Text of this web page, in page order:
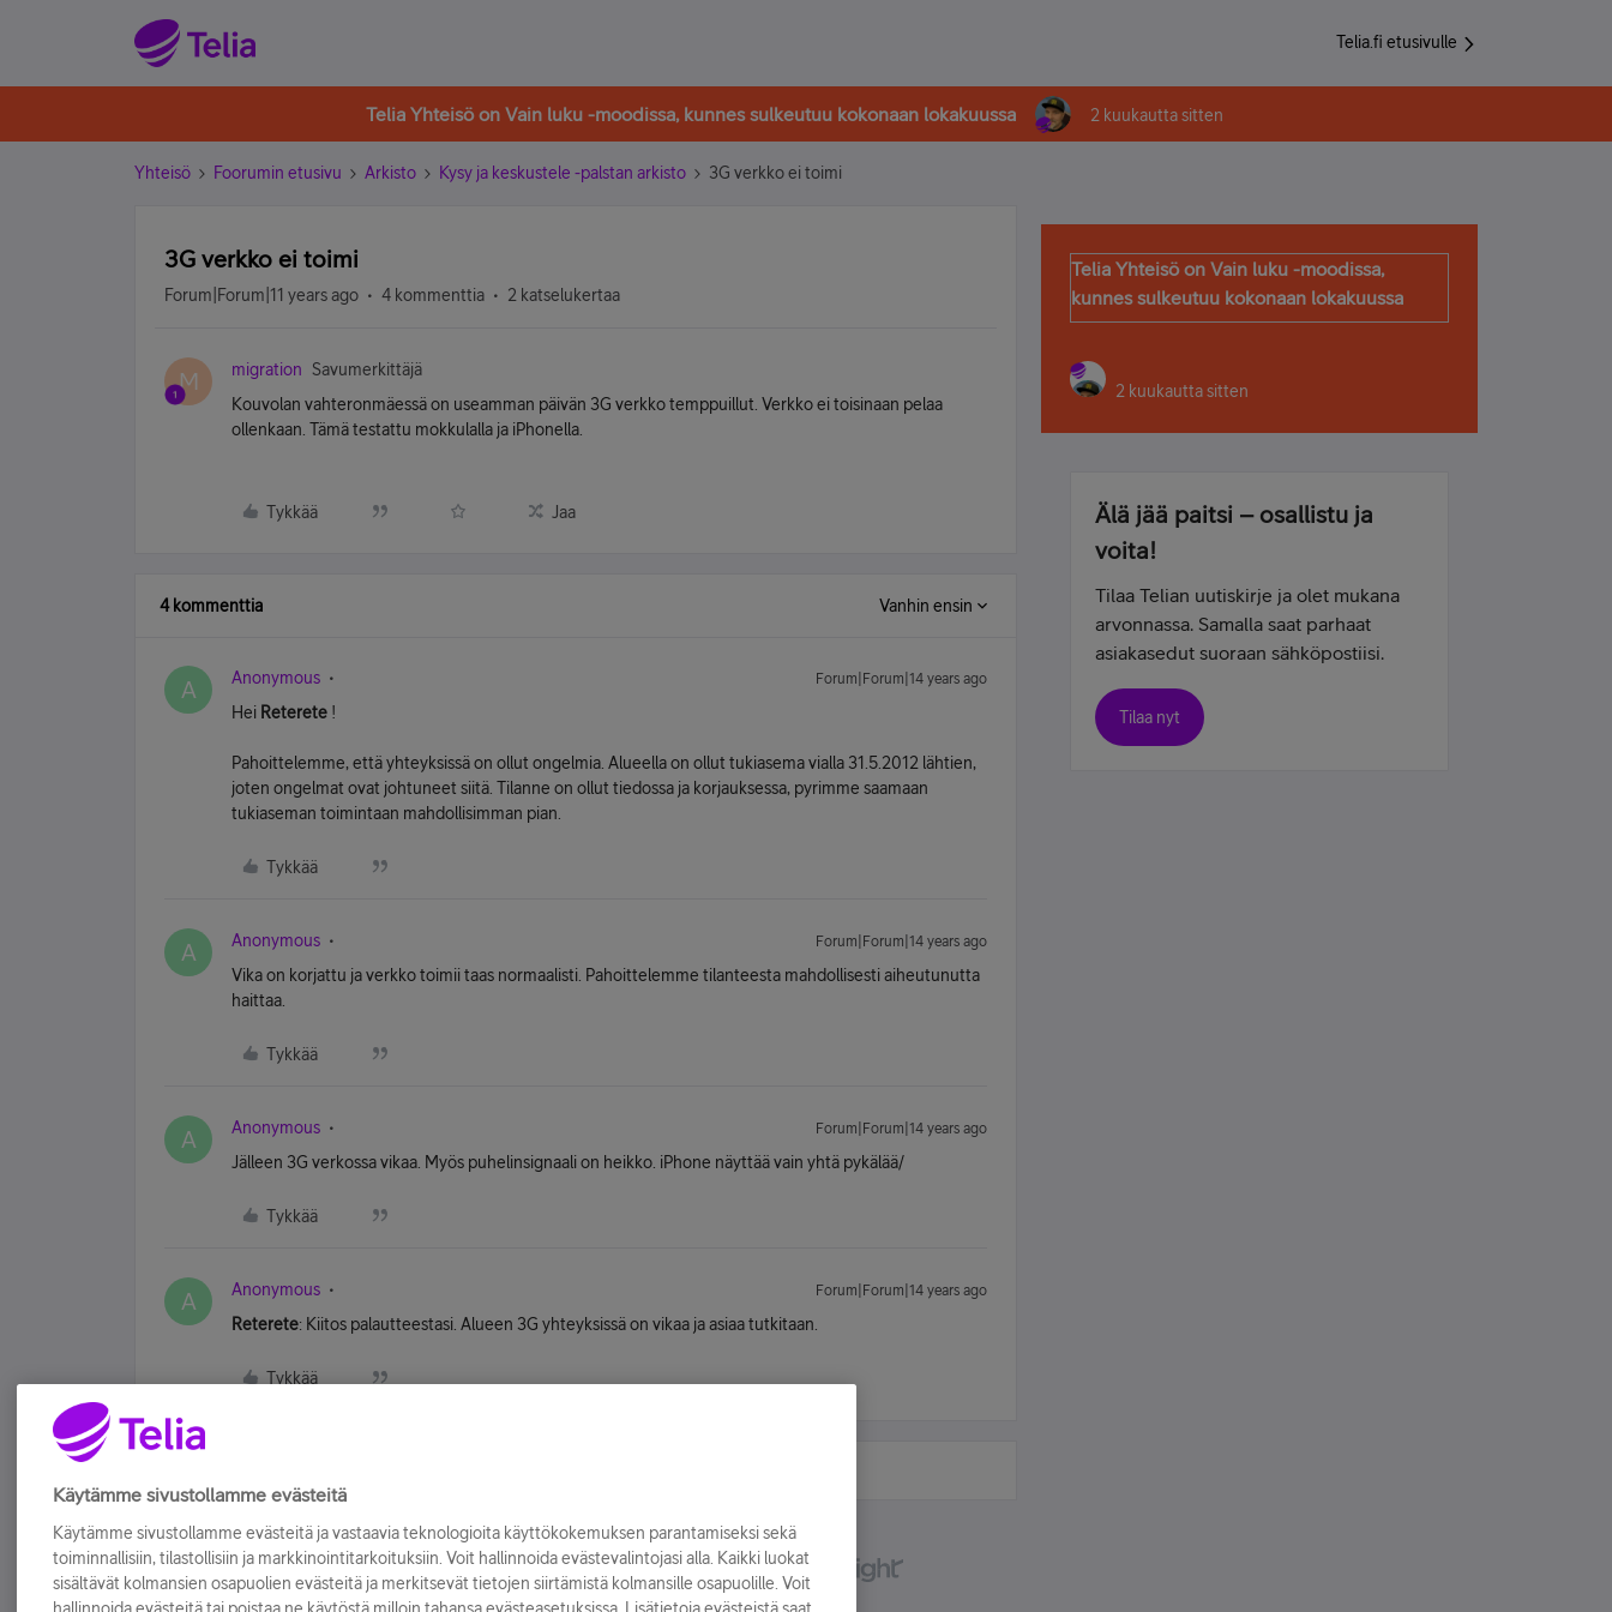
Telia.fi etusivulle
Telia Yhteisö on Vain luku -moodissa, kunnes sulkeutuu kokonaan lokakuussa 2 kuukautta sitten
Yhteisö Foorumin etusivu Arkisto Kysy ja keskustele -palstan arkisto 3G verkko ei toimi
3G verkko ei toimi
Forum|Forum|11 years ago 4 kommenttia 2 katselukertaa
M migration
Savumerkittäjä
Kouvolan vahteronmäessä on useamman päivän 3G verkko temppuillut. Verkko ei toisinaan pelaa
ollenkaan. Tämä testattu mokkulalla ja iPhonella.
Tykkää Jaa
4 kommenttia Vanhin ensin
A Anonymous Forum|Forum|14 years ago
Hei Reterete !
Pahoittelemme, että yhteyksissä on ollut ongelmia. Alueella on ollut tukiasema vialla 31.5.2012 lähtien,
joten ongelmat ovat johtuneet siitä. Tilanne on ollut tiedossa ja korjauksessa, pyrimme saamaan
tukiaseman toimintaan mahdollisimman pian.
Tykkää
A Anonymous Forum|Forum|14 years ago
Vika on korjattu ja verkko toimii taas normaalisti. Pahoittelemme tilanteesta mahdollisesti aiheutunutta
haittaa.
Tykkää
A Anonymous Forum|Forum|14 years ago
Jälleen 3G verkossa vikaa. Myös puhelinsignaali on heikko. iPhone näyttää vain yhtä pykälää/
Tykkää
A Anonymous Forum|Forum|14 years ago
Reterete: Kiitos palautteestasi. Alueen 3G yhteyksissä on vikaa ja asiaa tutkitaan.
Tykkää
Telia Yhteisö on Vain luku -moodissa,
kunnes sulkeutuu kokonaan lokakuussa
2 kuukautta sitten
Älä jää paitsi – osallistu ja
voita!
Tilaa Telian uutiskirje ja olet mukana
arvonnassa. Samalla saat parhaat
asiakasedut suoraan sähköpostiisi.
Tilaa nyt
Käytämme sivustollamme evästeitä
Käytämme sivustollamme evästeitä ja vastaavia teknologioita käyttökokemuksen parantamiseksi sekä
toiminnallisiin, tilastollisiin ja markkinointitarkoituksiin. Voit hallinnoida evästevalintojasi alla. Kaikki luokat
sisältävät kolmansien osapuolien evästeitä ja merkitsevät tietojen siirtämistä kolmansille osapuolille. Voit